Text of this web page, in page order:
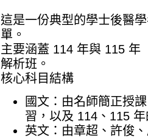
這是一份典型的學士後醫
單。
主要涵蓋 114 年與 115 年
解析班。
核心科目結構
國文 ：由名師簡正授
習，以及 114、115
英文 ：由章超 、許俊